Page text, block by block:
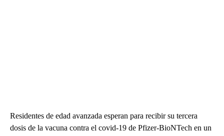
Residentes de edad avanzada esperan para recibir su tercera
dosis de la vacuna contra el covid-19 de Pfizer-BioNTech en un